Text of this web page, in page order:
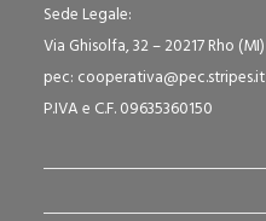
Sede Legale:
Via Ghisolfa, 32 – 20217 Rho (MI)
pec: cooperativa@pec.stripes.it
P.IVA e C.F. 09635360150